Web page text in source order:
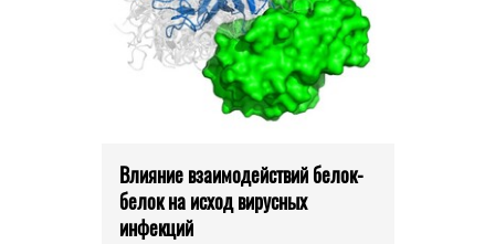
Влияние взаимодействий белок-
белок на исход вирусных
инфекций